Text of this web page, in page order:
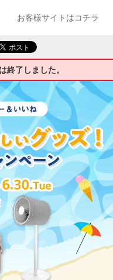
お客様サイトはコチラ
終了しました。